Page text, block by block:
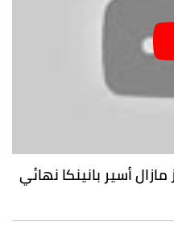
أسير بانينكا نهائي